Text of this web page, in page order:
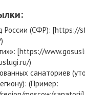
России (СФР): [https://
[https://
)
санаториев
(Пример: